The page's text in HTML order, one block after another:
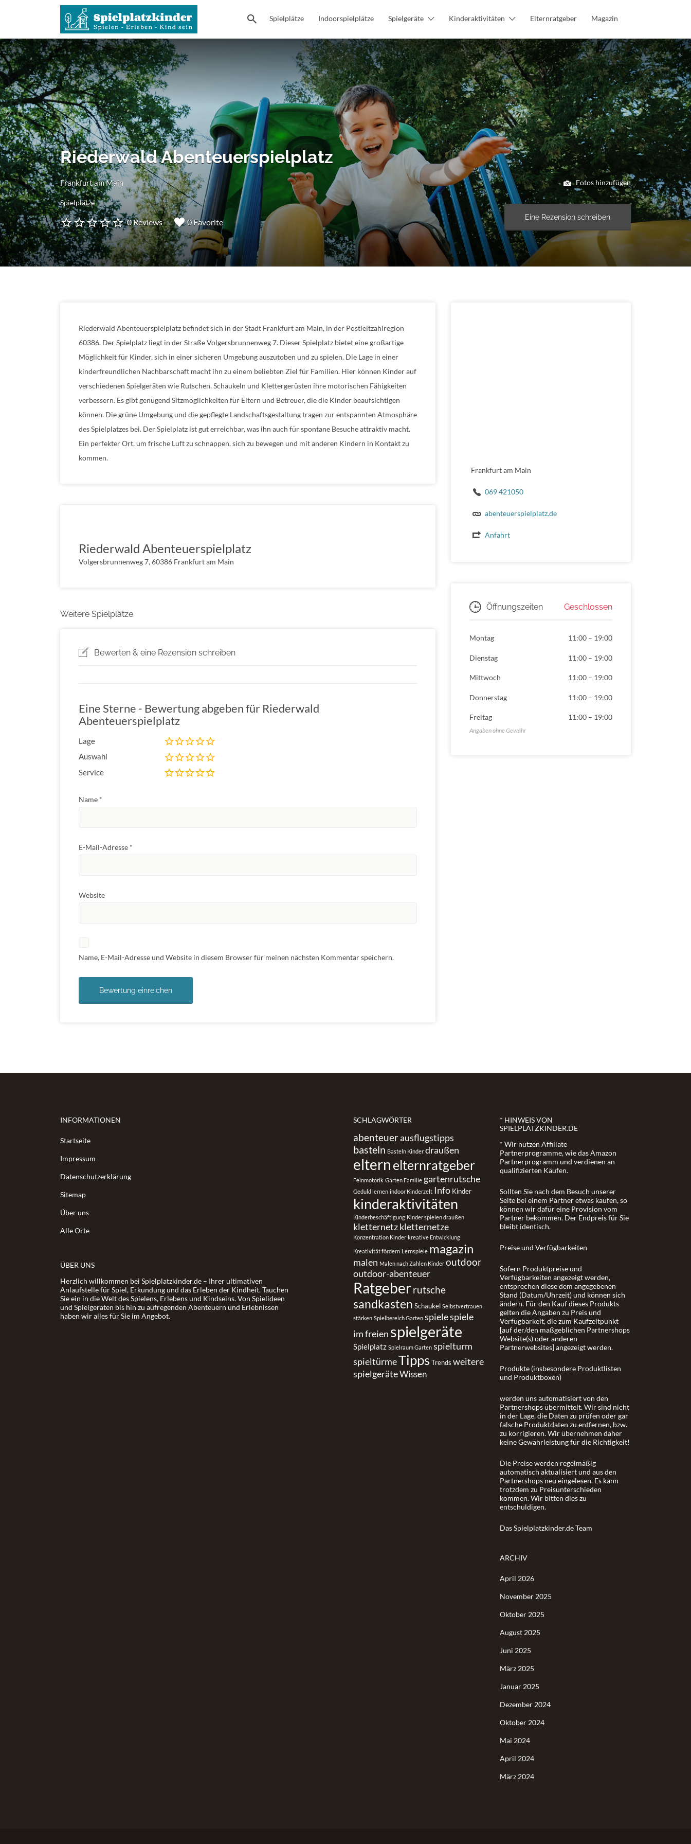
Spielplätze Indoorspielplätze Spielgeräte Kinderaktivitäten Elternratgeber Magazin
Suchen
nach:
Riederwald Abenteuerspielplatz
Frankfurt am Main
Spielplätze
0 Reviews 0 Favorite
Fotos hinzufügen
Eine Rezension schreiben
Riederwald Abenteuerspielplatz befindet sich in der Stadt Frankfurt am Main, in der Postleitzahlregion
60386. Der Spielplatz liegt in der Straße Volgersbrunnenweg 7. Dieser Spielplatz bietet eine großartige
Möglichkeit für Kinder, sich in einer sicheren Umgebung auszutoben und zu spielen. Die Lage in einer
kinderfreundlichen Nachbarschaft macht ihn zu einem beliebten Ziel für Familien. Hier können Kinder auf
verschiedenen Spielgeräten wie Rutschen, Schaukeln und Klettergerüsten ihre motorischen Fähigkeiten
verbessern. Es gibt genügend Sitzmöglichkeiten für Eltern und Betreuer, die die Kinder beaufsichtigen
können. Die grüne Umgebung und die gepflegte Landschaftsgestaltung tragen zur entspannten Atmosphäre
des Spielplatzes bei. Der Spielplatz ist gut erreichbar, was ihn auch für spontane Besuche attraktiv macht.
Ein perfekter Ort, um frische Luft zu schnappen, sich zu bewegen und mit anderen Kindern in Kontakt zu
kommen.
Riederwald Abenteuerspielplatz
Volgersbrunnenweg 7, 60386 Frankfurt am Main
Weitere Spielplätze
Bewerten & eine Rezension schreiben
Eine Sterne - Bewertung abgeben für Riederwald
Abenteuerspielplatz
Lage
Auswahl
Service
Name *
E-Mail-Adresse *
Website
Name, E-Mail-Adresse und Website in diesem Browser für meinen nächsten Kommentar speichern.
Frankfurt am Main
069 421050
abenteuerspielplatz.de
Anfahrt
Öffnungszeiten Geschlossen
Montag 11:00 – 19:00
Dienstag 11:00 – 19:00
Mittwoch 11:00 – 19:00
Donnerstag 11:00 – 19:00
Freitag 11:00 – 19:00
INFORMATIONEN
Startseite
Impressum
Datenschutzerklärung
Sitemap
Über uns
Alle Orte
ÜBER UNS
Herzlich willkommen bei Spielplatzkinder.de – Ihrer ultimativen
Anlaufstelle für Spiel, Erkundung und das Erleben der Kindheit. Tauchen
Sie ein in die Welt des Spielens, Erlebens und Kindseins. Von Spielideen
und Spielgeräten bis hin zu aufregenden Abenteuern und Erlebnissen
haben wir alles für Sie im Angebot.
SCHLAGWÖRTER
abenteuerausflugstipps
basteln Basteln Kinder draußen
eltern elternratgeber
Feinmotorik Garten Familie gartenrutsche
Geduld lernen indoor Kinderzelt Info Kinder
kinderaktivitäten
Kinderbeschäftigung Kinder spielen draußen
kletternetzkletternetze
Konzentration Kinder kreative Entwicklung
Kreativität fördern Lernspiele magazin
malen Malen nach Zahlen Kinder outdoor
outdoor-abenteuer
Ratgeberrutsche
sandkasten Schaukel Selbstvertrauen
stärken Spielbereich Garten spielespiele
im freien spielgeräte
Spielplatz Spielraum Garten spielturm
spieltürmeTippsTrends weitere
spielgeräteWissen
* HINWEIS VON
SPIELPLATZKINDER.DE
* Wir nutzen Affiliate
Partnerprogramme, wie das Amazon
Partnerprogramm und verdienen an
qualifizierten Käufen.
Sollten Sie nach dem Besuch unserer
Seite bei einem Partner etwas kaufen, so
können wir dafür eine Provision vom
Partner bekommen. Der Endpreis für Sie
bleibt identisch.
Preise und Verfügbarkeiten
Sofern Produktpreise und
Verfügbarkeiten angezeigt werden,
entsprechen diese dem angegebenen
Stand (Datum/Uhrzeit) und können sich
ändern. Für den Kauf dieses Produkts
gelten die Angaben zu Preis und
Verfügbarkeit, die zum Kaufzeitpunkt
[auf der/den maßgeblichen Partnershops
Website(s) oder anderen
Partnerwebsites] angezeigt werden.
Produkte (insbesondere Produktlisten
und Produktboxen)
werden uns automatisiert von den
Partnershops übermittelt. Wir sind nicht
in der Lage, die Daten zu prüfen oder gar
falsche Produktdaten zu entfernen, bzw.
zu korrigieren. Wir übernehmen daher
keine Gewährleistung für die Richtigkeit!
Die Preise werden regelmäßig
automatisch aktualisiert und aus den
Partnershops neu eingelesen. Es kann
trotzdem zu Preisunterschieden
kommen. Wir bitten dies zu
entschuldigen.
Das Spielplatzkinder.de Team
ARCHIV
April 2026
November 2025
Oktober 2025
August 2025
Juni 2025
März 2025
Januar 2025
Dezember 2024
Oktober 2024
Mai 2024
April 2024
März 2024